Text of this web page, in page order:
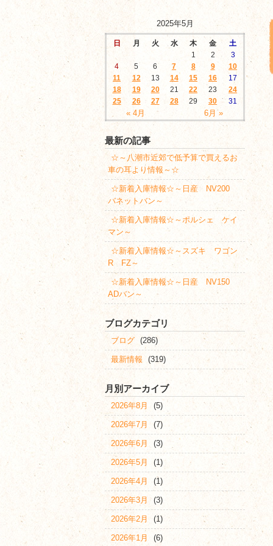
2025年5月
日 月 火 水 木 金 土
« 4月 6月 »
1 2
3
4
5 6 7 8 9
10
11
12 13 14 15 16
17
18
19 20 21 22 23
24
25
26 27 28 29 30 31
最新の記事
☆～八潮市近郊で低予算で買えるお
車の耳より情報～☆
☆新着入庫情報☆～日産 NV200
バネットバン～
☆新着入庫情報☆～ポルシェ ケイ
マン～
☆新着入庫情報☆～スズキ ワゴン
R FZ～
☆新着入庫情報☆～日産 NV150
ADバン～
ブログカテゴリ
ブログ (286)
最新情報 (319)
月別アーカイブ
2026年8月 (5)
2026年7月 (7)
2026年6月 (3)
2026年5月 (1)
2026年4月 (1)
2026年3月 (3)
2026年2月 (1)
2026年1月 (6)